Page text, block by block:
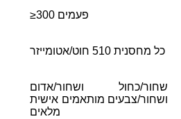
≥300 פעמים
כל מחסנית 510 חוט/אטומייזר
שחור/כחול ושחור/אדום
ושחור/צבעים מותאמים אישית
מלאים